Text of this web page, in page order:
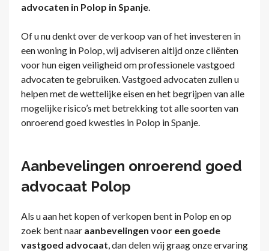
advocaten in Polop in Spanje.
Of u nu denkt over de verkoop van of het investeren in
een woning in Polop, wij adviseren altijd onze cliënten
voor hun eigen veiligheid om professionele vastgoed
advocaten te gebruiken. Vastgoed advocaten zullen u
helpen met de wettelijke eisen en het begrijpen van alle
mogelijke risico’s met betrekking tot alle soorten van
onroerend goed kwesties in Polop in Spanje.
Aanbevelingen onroerend goed
advocaat Polop
Als u aan het kopen of verkopen bent in Polop en op
zoek bent naar aanbevelingen voor een goede
vastgoed advocaat, dan delen wij graag onze ervaring